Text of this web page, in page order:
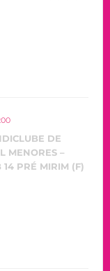
DE
MENORES –
14 PRÉ MIRIM (F)